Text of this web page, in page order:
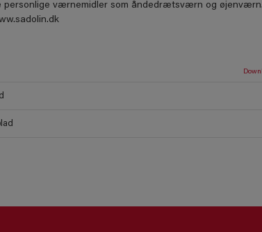
personlige værnemidler som åndedrætsværn og øjenværn.